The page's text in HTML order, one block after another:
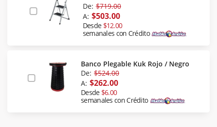
De: $719.00
A: $503.00
Desde $12.00
semanales con Crédito
Banco Plegable Kuk Rojo / Negro
De: $524.00
A: $262.00
Desde $6.00
semanales con Crédito